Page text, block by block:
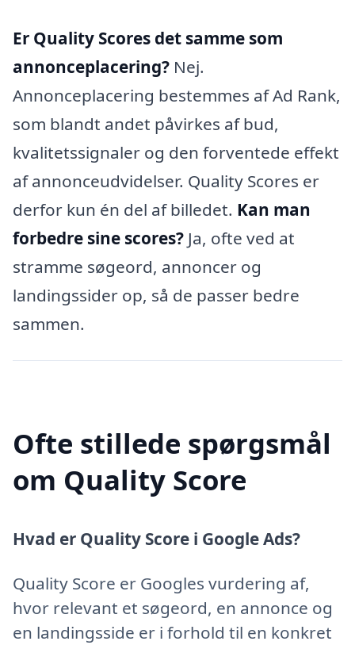
Er Quality Scores det samme som
annonceplacering? Nej.
Annonceplacering bestemmes af Ad Rank,
som blandt andet påvirkes af bud,
kvalitetssignaler og den forventede effekt
af annonceudvidelser. Quality Scores er
derfor kun én del af billedet. Kan man
forbedre sine scores? Ja, ofte ved at
stramme søgeord, annoncer og
landingssider op, så de passer bedre
sammen.
Ofte stillede spørgsmål
om Quality Score
Hvad er Quality Score i Google Ads?
Quality Score er Googles vurdering af,
hvor relevant et søgeord, en annonce og
en landingsside er i forhold til en konkret